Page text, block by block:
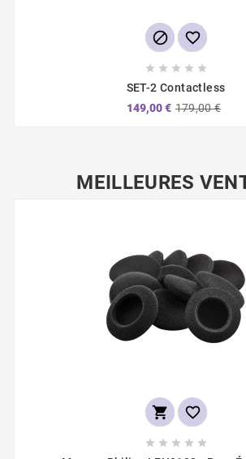
 
    
SET-2 Contactless
149,00 € 179,00 €
MEILLEURES
 
    